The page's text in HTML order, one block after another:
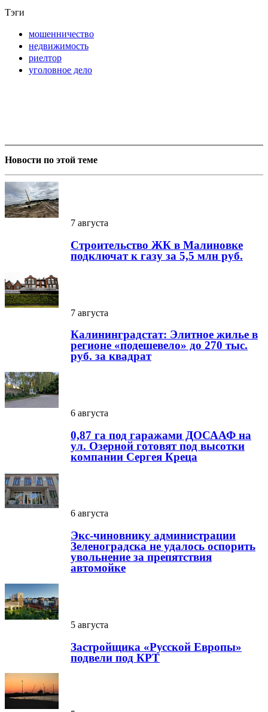
Тэги
мошенничество
недвижимость
риелтор
уголовное дело
Новости по этой теме
7 августа
Строительство ЖК в Малиновке
подключат к газу за 5,5 млн руб.
7 августа
Калининградстат: Элитное жилье в
регионе «подешевело» до 270 тыс.
руб. за квадрат
6 августа
0,87 га под гаражами ДОСААФ на
ул. Озерной готовят под высотки
компании Сергея Креца
6 августа
Экс-чиновнику администрации
Зеленоградска не удалось оспорить
увольнение за препятствия
автомойке
5 августа
Застройщика «Русской Европы»
подвели под КРТ